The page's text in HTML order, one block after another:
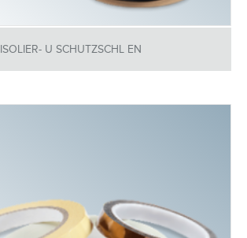
ISOLIER- U SCHUTZSCHL EN